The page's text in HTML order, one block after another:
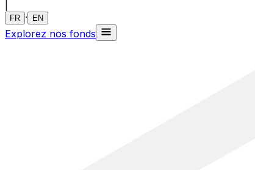
FR · EN
Explorez nos fonds